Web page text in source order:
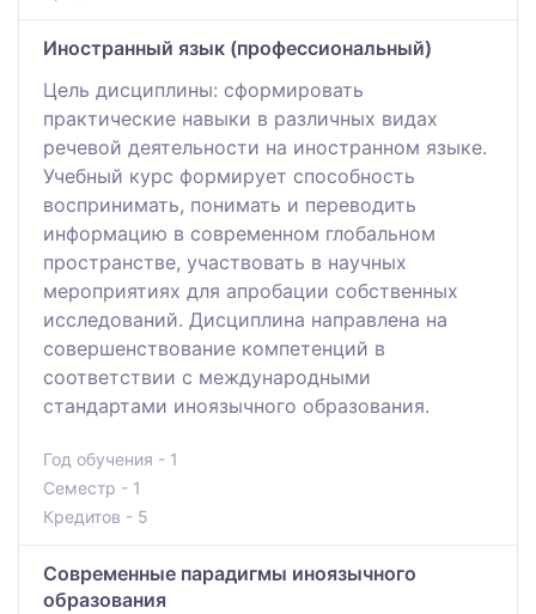
Иностранный язык (профессиональный)
Цель дисциплины: сформировать
практические навыки в различных видах
речевой деятельности на иностранном языке.
Учебный курс формирует способность
воспринимать, понимать и переводить
информацию в современном глобальном
пространстве, участвовать в научных
мероприятиях для апробации собственных
исследований. Дисциплина направлена на
совершенствование компетенций в
соответствии с международными
стандартами иноязычного образования.
Год обучения - 1
Семестр - 1
Кредитов - 5
Современные парадигмы иноязычного
образования